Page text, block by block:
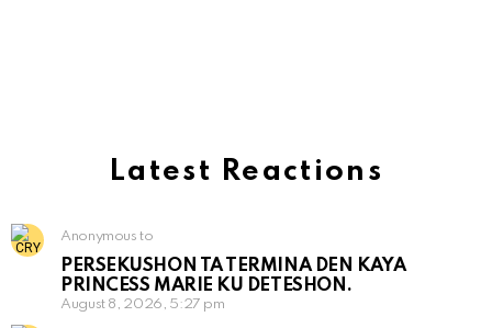
Latest Reactions
Anonymous to
PERSEKUSHON TA TERMINA DEN KAYA
PRINCESS MARIE KU DETESHON.
August 8, 2026, 5:27 pm